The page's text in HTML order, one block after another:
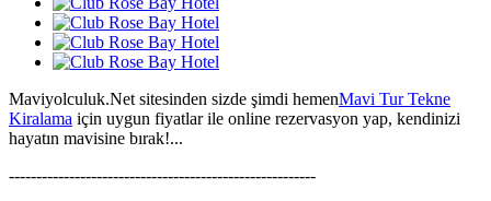
Maviyolculuk.Net sitesinden sizde şimdi hemenMavi Tur Tekne
Kiralama için uygun fiyatlar ile online rezervasyon yap, kendinizi
hayatın mavisine bırak!...
--------------------------------------------------------